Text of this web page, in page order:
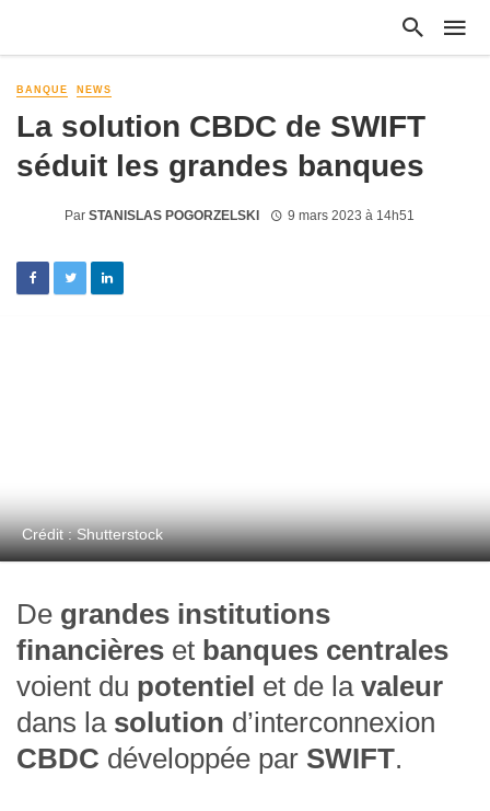
BANQUE NEWS
La solution CBDC de SWIFT
séduit les grandes banques
Par STANISLAS POGORZELSKI 9 mars 2023 à 14h51
Crédit : Shutterstock
De grandes institutions
financières et banques centrales
voient du potentiel et de la valeur
dans la solution d’interconnexion
CBDC développée par SWIFT.